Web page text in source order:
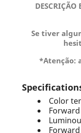
DESCRIÇÃO
Se tiver
*Atenção:
Color